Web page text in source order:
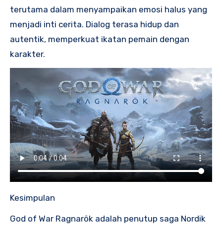
terutama dalam menyampaikan emosi halus yang
menjadi inti cerita. Dialog terasa hidup dan
autentik, memperkuat ikatan pemain dengan
karakter.
Kesimpulan
God of War Ragnarök adalah penutup saga Nordik